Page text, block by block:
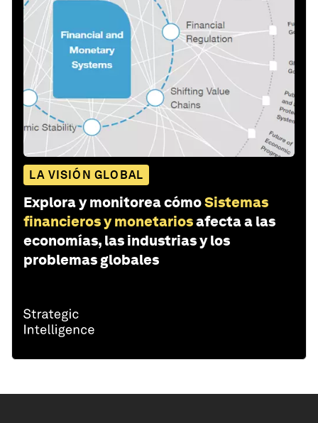
LA VISIÓN GLOBAL
Explora y monitorea cómoSistemas
financieros y monetariosafecta a las
economías, las industrias y los
problemas globales